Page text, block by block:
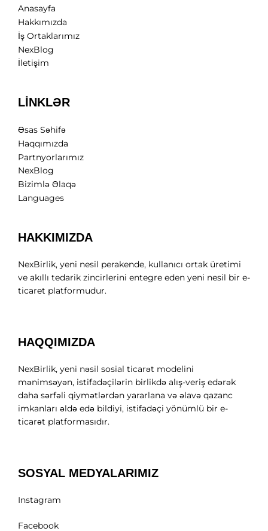
Anasayfa
Hakkımızda
İş Ortaklarımız
NexBlog
İletişim
LİNKLƏR
Əsas Səhifə
Haqqımızda
Partnyorlarımız
NexBlog
Bizimlə Əlaqə
Languages
HAKKIMIZDA
NexBirlik, yeni nesil perakende, kullanıcı ortak üretimi
ve akıllı tedarik zincirlerini entegre eden yeni nesil bir e-
ticaret platformudur.
HAQQIMIZDA
NexBirlik, yeni nəsil sosial ticarət modelini
mənimsəyən, istifadəçilərin birlikdə alış-veriş edərək
daha sərfəli qiymətlərdən yararlana və əlavə qazanc
imkanları əldə edə bildiyi, istifadəçi yönümlü bir e-
ticarət platformasıdır.
SOSYAL MEDYALARIMIZ
Instagram
Facebook